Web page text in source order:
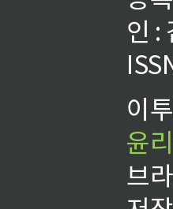
인 :
이
윤
브